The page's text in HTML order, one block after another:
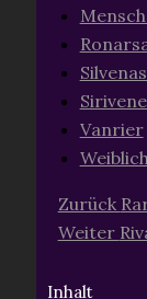
Vanrier
Zurück
Weiter
Inhalt